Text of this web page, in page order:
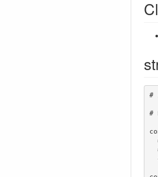
#
#